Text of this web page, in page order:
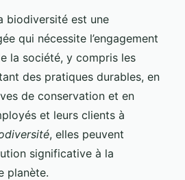
biodiversité est une
qui nécessite l’engagement
la société, y compris les
des pratiques durables, en
de conservation et en
et leurs clients à
, elles peuvent
significative à la
planète.